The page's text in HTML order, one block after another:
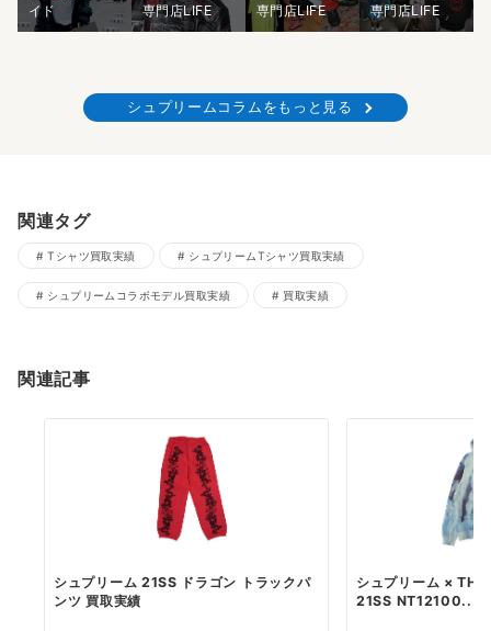
イド
専門店LIFE
専門店LIFE
専門店LIFE
シュプリームコラムをもっと見る
関連タグ
Tシャツ買取実績 シュプリームTシャツ買取実績
シュプリームコラボモデル買取実績 買取実績
関連記事
シュプリーム 21SS ドラゴン トラックパ
ンツ 買取実績
シュプリーム ×
21SS NT12100...